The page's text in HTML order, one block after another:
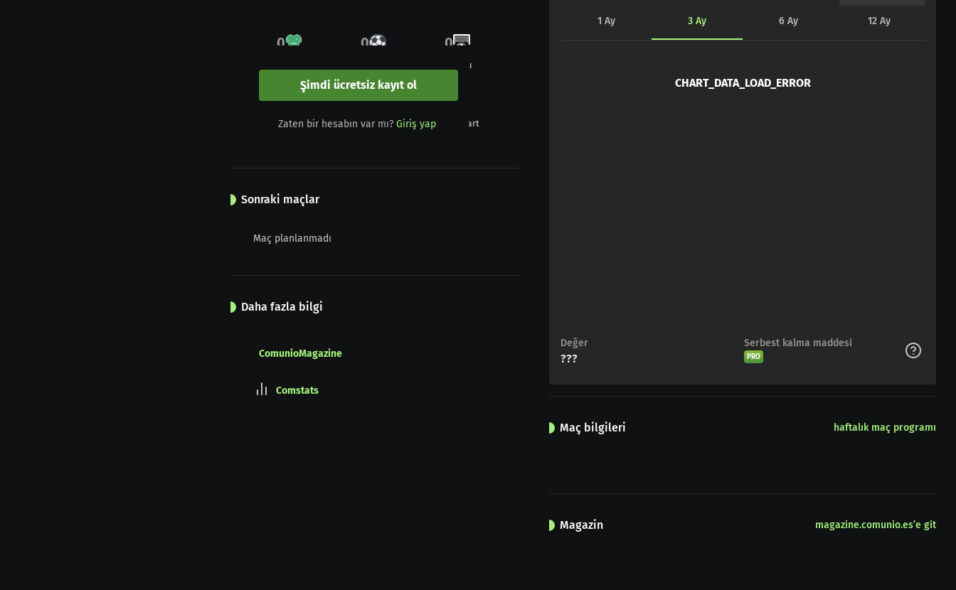
0 0 0
Penaltı
0
Sarı kart
0
Sarı - Kırmızı
0
Kırmızı kart
Sonraki maçlar
Maç planlanmadı
Daha fazla bilgi
ComunioMagazine
Comstats
1 Ay 3 Ay 6 Ay 12 Ay
CHART_DATA_LOAD_ERROR
Değer
???
Serbest kalma maddesi
PRO
Maç bilgileri haftalık maç programı
Şimdi ücretsiz kayıt ol
Zaten bir hesabın var mı? Giriş yap
Magazin magazine.comunio.es’e git